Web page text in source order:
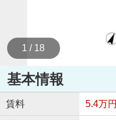
1 / 18
基本情報
賃料 5.4万円